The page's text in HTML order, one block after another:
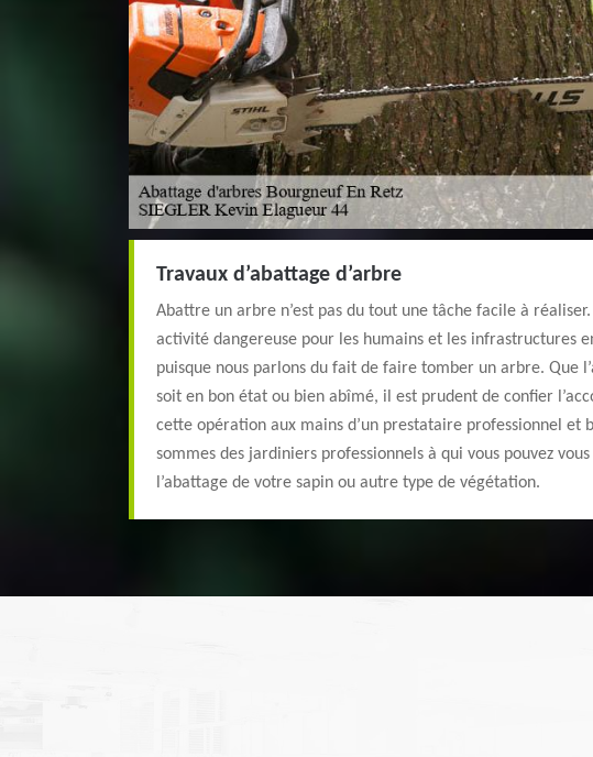
Travaux d’abattage d’arbre
Abattre un arbre n’est pas du tout une tâche facile à réaliser.
activité dangereuse pour les humains et les infrastructures
puisque nous parlons du fait de faire tomber un arbre. Que
soit en bon état ou bien abîmé, il est prudent de confier
cette opération aux mains d’un prestataire professionnel et
sommes des jardiniers professionnels à qui vous pouvez
l’abattage de votre sapin ou autre type de végétation.